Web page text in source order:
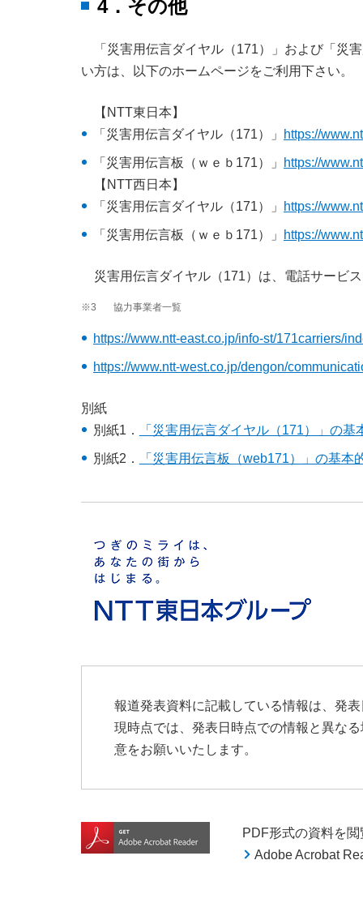
4．その他
「災害用伝言ダイヤル（171）」および「災
い方は、以下のホームページをご利用下さい。
【NTT東日本】
「災害用伝言ダイヤル（171）」
https://
「災害用伝言板（ｗｅｂ171）」
https://
【NTT西日本】
「災害用伝言ダイヤル（171）」
https://
「災害用伝言板（ｗｅｂ171）」 https://
災害用伝言ダイヤル（171）は、電話サービ
※3 協力事業者一覧
https://www.ntt-east.co.jp/info-st/171carriers/
https://www.ntt-west.co.jp/dengon/
別紙
別紙1．
「災害用伝言ダイヤル（171）」の基
別紙2． 「災害用伝言板（web171）」の基本
報道発表資料に記載している情報は、発
現時点では、発表日時点での情報と異な
意をお願いいたします。
PDF形式の資料を
Adobe Acrobat